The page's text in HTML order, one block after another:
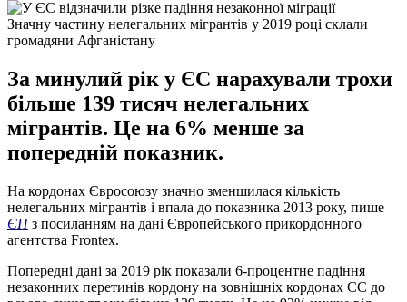
Значну частину нелегальних мігрантів у 2019 році склали
громадяни Афганістану
За минулий рік у ЄС нарахували трохи
більше 139 тисяч нелегальних
мігрантів. Це на 6% менше за
попередній показник.
На кордонах Євросоюзу значно зменшилася кількість
нелегальних мігрантів і впала до показника 2013 року, пише
ЄПз посиланням на дані Європейського прикордонного
агентства Frontex.
Попередні дані за 2019 рік показали 6-процентне падіння
незаконних перетинів кордону на зовнішніх кордонах ЄС до